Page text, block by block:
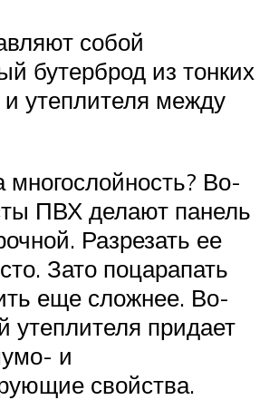
собой
бутерброд из тонких
утеплителя между
многослойность? Во-
ПВХ делают панель
Разрезать ее
Зато поцарапать
еще сложнее. Во-
утеплителя придает
и
свойства.